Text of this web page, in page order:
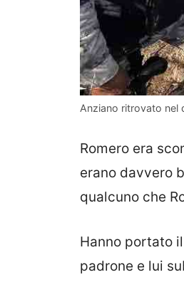
Anziano ritrovato nel
Romero era
erano davvero
qualcuno che
Hanno portato
padrone e lui